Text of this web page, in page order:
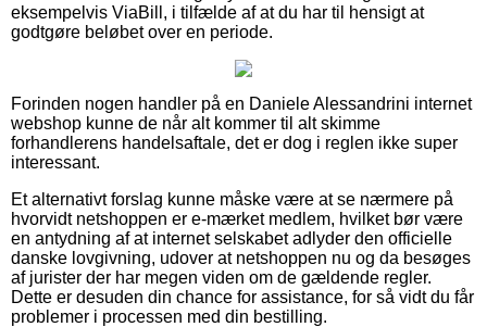
eksempelvis ViaBill, i tilfælde af at du har til hensigt at
godtgøre beløbet over en periode.
Forinden nogen handler på en Daniele Alessandrini internet
webshop kunne de når alt kommer til alt skimme
forhandlerens handelsaftale, det er dog i reglen ikke super
interessant.
Et alternativt forslag kunne måske være at se nærmere på
hvorvidt netshoppen er e-mærket medlem, hvilket bør være
en antydning af at internet selskabet adlyder den officielle
danske lovgivning, udover at netshoppen nu og da besøges
af jurister der har megen viden om de gældende regler.
Dette er desuden din chance for assistance, for så vidt du får
problemer i processen med din bestilling.